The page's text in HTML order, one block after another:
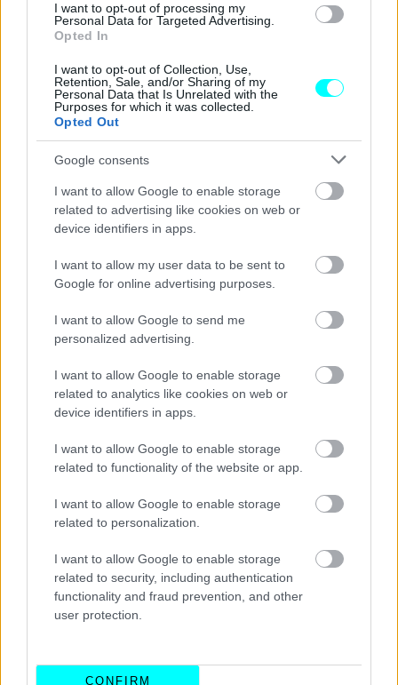
I want to opt-out of processing my
Personal Data for Targeted Advertising.
Opted In
I want to opt-out of Collection, Use,
Retention, Sale, and/or Sharing of my
Personal Data that Is Unrelated with the
Purposes for which it was collected.
Opted Out
Google consents
I want to allow Google to enable storage
related to advertising like cookies on web or
device identifiers in apps.
I want to allow my user data to be sent to
Google for online advertising purposes.
I want to allow Google to send me
personalized advertising.
I want to allow Google to enable storage
related to analytics like cookies on web or
device identifiers in apps.
I want to allow Google to enable storage
related to functionality of the website or app.
I want to allow Google to enable storage
related to personalization.
I want to allow Google to enable storage
related to security, including authentication
functionality and fraud prevention, and other
user protection.
CONFIRM
προσφέρουν τα αυτοκίνητά τους- με παλαιότερα αλλά και
Taycan Cross Turismo,στη νέων προδιαγραφών
διαδρομή.